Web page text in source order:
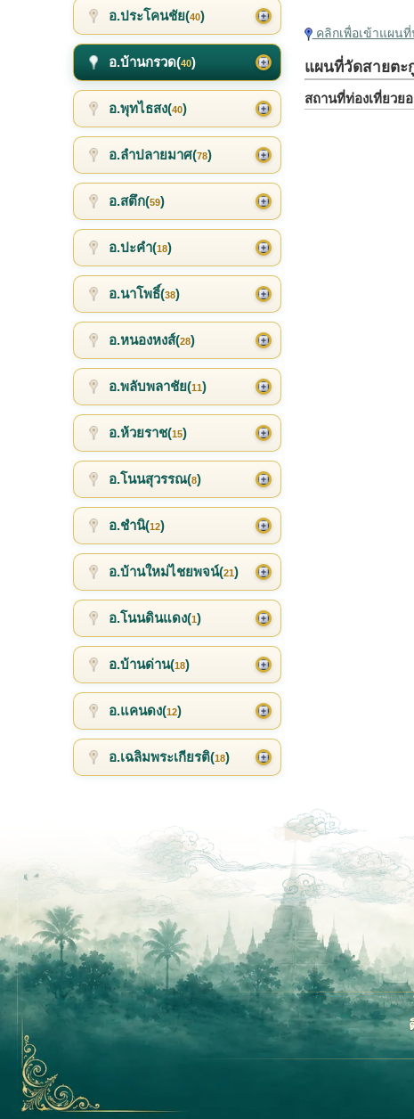
คลิกเพื่อเข้าแผนที่
แผนที่วัดสายตะ
สถานที่ท่องเที่ยวย
อ.ประโคนชัย(40)
อ.บ้านกรวด(40)
อ.พุทไธสง(40)
อ.ลำปลายมาศ(78)
อ.สตึก(59)
อ.ปะคำ(18)
อ.นาโพธิ์(38)
อ.หนองหงส์(28)
อ.พลับพลาชัย(11)
อ.ห้วยราช(15)
อ.โนนสุวรรณ(8)
อ.ชำนิ(12)
อ.บ้านใหม่ไชยพจน์(21)
อ.โนนดินแดง(1)
อ.บ้านด่าน(18)
อ.แคนดง(12)
อ.เฉลิมพระเกียรติ(18)